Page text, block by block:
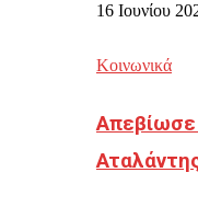
16 Ιουνίου
Κοινωνικά